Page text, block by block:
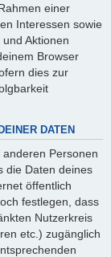
einer
Interessen sowie
Aktionen
Browser
dies zur
DATEN
Personen
die Daten deines
öffentlich
festlegen, dass
Nutzerkreis
etc.) zugänglich